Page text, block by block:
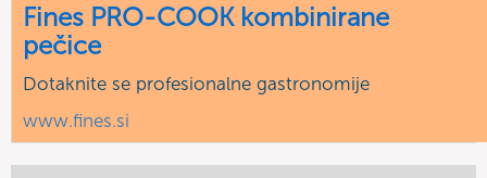
Fines PRO-COOK kombinirane
pečice
Dotaknite se profesionalne gastronomije
www.fines.si